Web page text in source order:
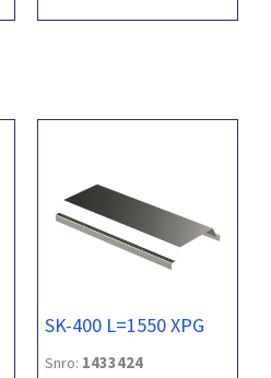
SK-400 L=1550 XPG
Snro: 1433424